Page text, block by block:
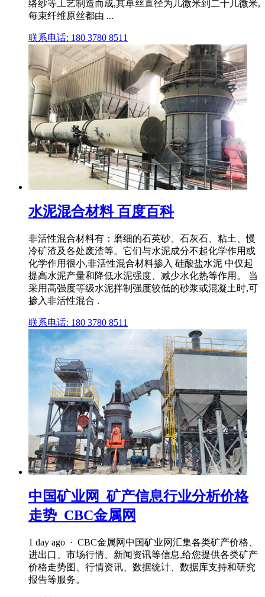
络纱等工艺制造而成,其单丝直径为几微米到二十几微米,
每束纤维原丝都由 ...
联系电话: 180 3780 8511
水泥混合材料 百度百科
非活性混合材料有：磨细的石英砂、石灰石、粘土、慢
冷矿渣及各处废渣等。它们与水泥成分不起化学作用或
化学作用很小,非活性混合材料掺入 硅酸盐水泥 中仅起
提高水泥产量和降低水泥强度、减少水化热等作用。 当
采用高强度等级水泥拌制强度较低的砂浆或混凝土时,可
掺入非活性混合 .
联系电话: 180 3780 8511
中国矿业网_矿产信息行业分析价格
走势_CBC金属网
1 day ago · CBC金属网中国矿业网汇集各类矿产价格、
进出口、市场行情、新闻资讯等信息,给您提供各类矿产
价格走势图、行情资讯、数据统计、数据库支持和研究
报告等服务。